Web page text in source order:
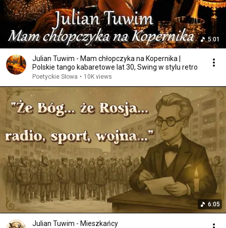
5:01
Julian Tuwim - Mam chłopczyka na Kopernika |
Polskie tango kabaretowe lat 30, Swing w stylu retro
Poetyckie Słowa • 10K views
6:05
Julian Tuwim - Mieszkańcy